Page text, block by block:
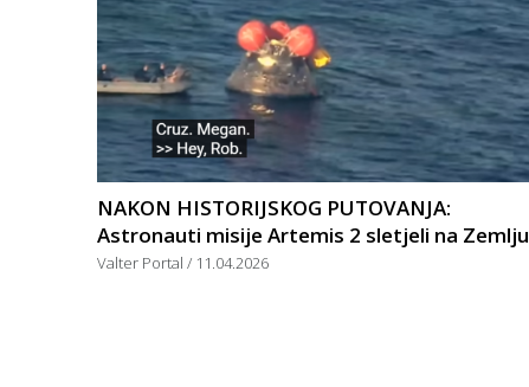
NAKON HISTORIJSKOG PUTOVANJA:
Astronauti misije Artemis 2 sletjeli na Zemlju
Valter Portal 11.04.2026